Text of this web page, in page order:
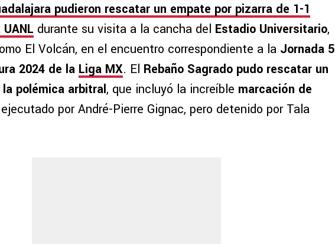
pudieron rescatar un empate por pizarra de 1-1
durante su visita a la cancha del Estadio Universitario,
El Volcán, en el encuentro correspondiente a la Jornada 5
2024 de la Liga MX. El Rebaño Sagrado pudo rescatar un
polémica arbitral, que incluyó la increíble marcación de
por André-Pierre Gignac, pero detenido por Tala